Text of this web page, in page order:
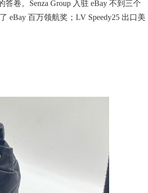
卷。Senza Group 入驻 eBay 不到三个
eBay 百万领航奖；LV Speedy25 出口美